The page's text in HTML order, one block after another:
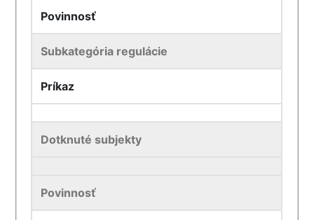
Povinnosť
Subkategória regulácie
Príkaz
Dotknuté subjekty
Povinnosť